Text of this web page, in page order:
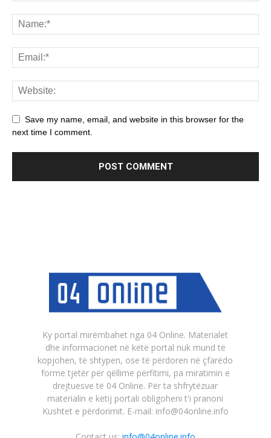
Save my name, email, and website in this browser for the
next time I comment.
Ky portal mirëmbahet nga 04 Online. Materialet
dhe informacionet në këtë portal nuk mund të
kopjohen, të shtypen, ose të përdoren në çfarëdo
forme tjetër për qëllime përfitimi, pa miratimin e
drejtuesve të 04 Online. Për ta shfrytëzuar
materialin e këtij portali obligoheni t'i pranoni
Kushtet e përdorimit. E-mail: info@04online.info